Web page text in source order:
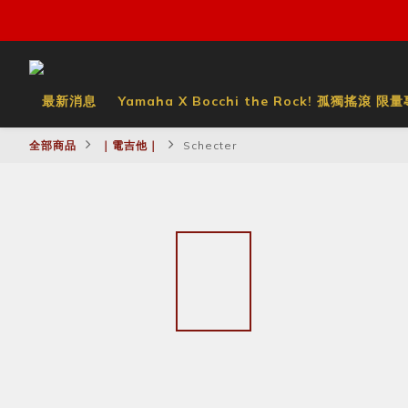
最新消息 Yamaha X Bocchi the Rock! 孤獨搖滾 限量
全部商品 ｜電吉他｜ Schecter